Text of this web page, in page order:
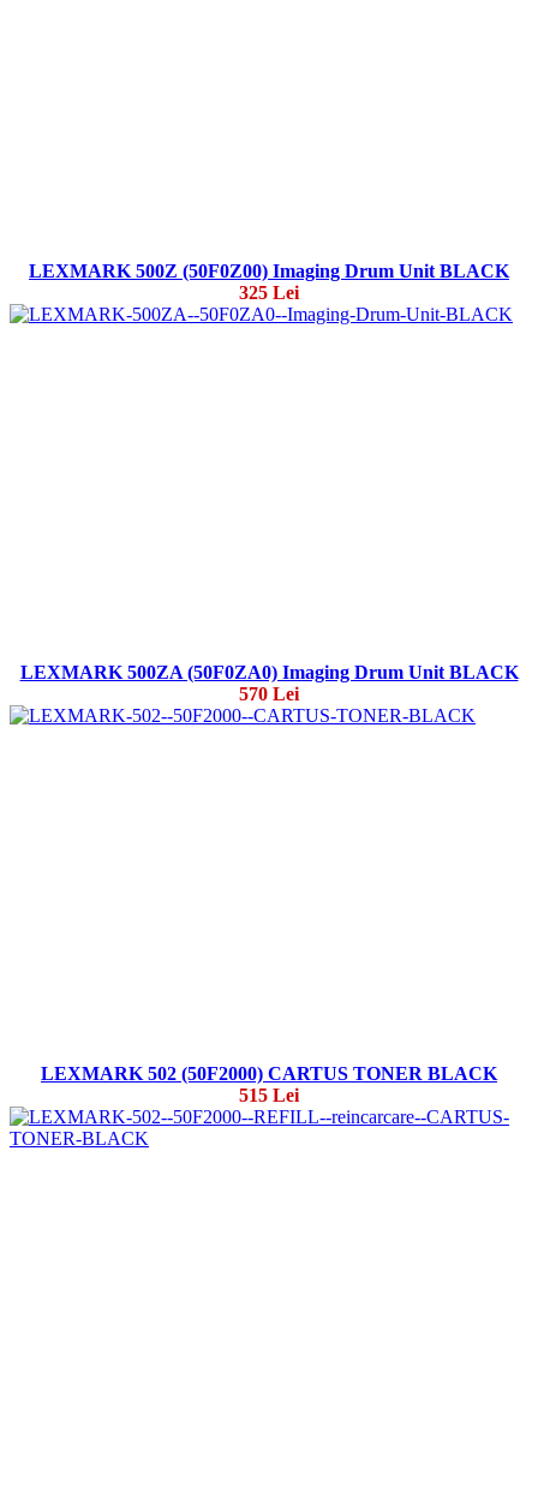
LEXMARK 500Z (50F0Z00) Imaging Drum Unit BLACK
325 Lei
LEXMARK 500ZA (50F0ZA0) Imaging Drum Unit BLACK
570 Lei
LEXMARK 502 (50F2000) CARTUS TONER BLACK
515 Lei